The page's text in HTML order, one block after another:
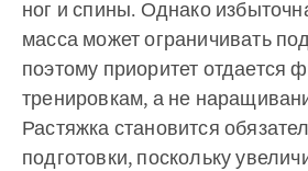
ног и спины. Однако
масса может ограничивать
поэтому приоритет отдается
тренировкам, а не
Растяжка становится
подготовки, поскольку